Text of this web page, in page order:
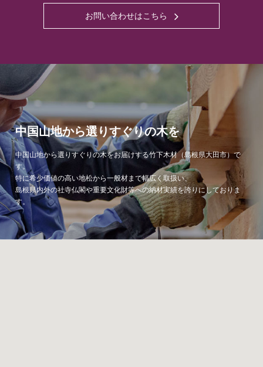
お問い合わせはこちら
中国山地から選りすぐりの木を
中国山地から選りすぐりの木をお届けする竹下木材（島根県大田市）で
す。
特に希少価値の高い地松から一般材まで幅広く取扱い、
島根県内外の社寺仏閣や重要文化財等への納材実績を誇りにしておりま
す。